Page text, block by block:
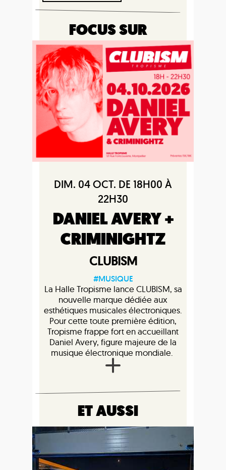
FOCUS SUR
DIM. 04 OCT. DE 18H00 À
22H30
DANIEL AVERY +
CRIMINIGHTZ
CLUBISM
#MUSIQUE
La Halle Tropisme lance CLUBISM, sa
nouvelle marque dédiée aux
esthétiques musicales électroniques.
Pour cette toute première édition,
Tropisme frappe fort en accueillant
Daniel Avery, figure majeure de la
musique électronique mondiale.
ET AUSSI